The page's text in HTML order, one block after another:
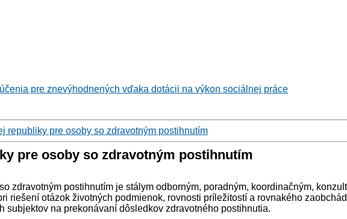
pre znevýhodnených vďaka dotácii na výkon sociálnej práce
republiky pre osoby so zdravotným postihnutím
pre osoby so zdravotným postihnutím
zdravotným postihnutím je stálym odborným, poradným, koordinačným,
riešení otázok životných podmienok, rovnosti príležitostí a rovnakého
subjektov na prekonávaní dôsledkov zdravotného postihnutia.